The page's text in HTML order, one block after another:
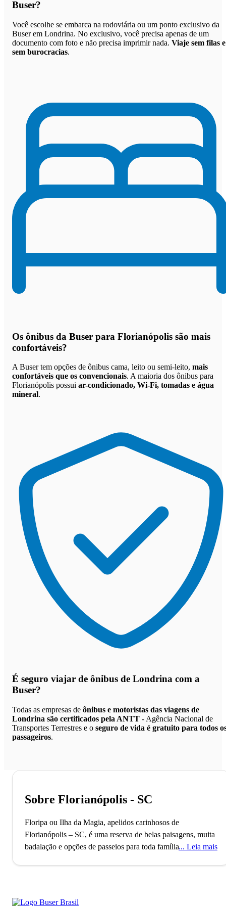
Buser?
Você escolhe se embarca na rodoviária ou um ponto exclusivo da
Buser em Londrina. No exclusivo, você precisa apenas de um
documento com foto e não precisa imprimir nada. Viaje sem filas e
sem burocracias.
Os ônibus da Buser para Florianópolis são mais
confortáveis?
A Buser tem opções de ônibus cama, leito ou semi-leito, mais
confortáveis que os convencionais. A maioria dos ônibus para
Florianópolis possui ar-condicionado, Wi-Fi, tomadas e água
mineral.
É seguro viajar de ônibus de Londrina com a
Buser?
Todas as empresas de ônibus e motoristas das viagens de
Londrina são certificados pela ANTT - Agência Nacional de
Transportes Terrestres e o seguro de vida é gratuito para todos
passageiros.
Sobre Florianópolis - SC
Floripa ou Ilha da Magia, apelidos carinhosos de
Florianópolis – SC, é uma reserva de belas paisagens, muita
badalação e opções de passeios para toda família. A cidade
Leia mais